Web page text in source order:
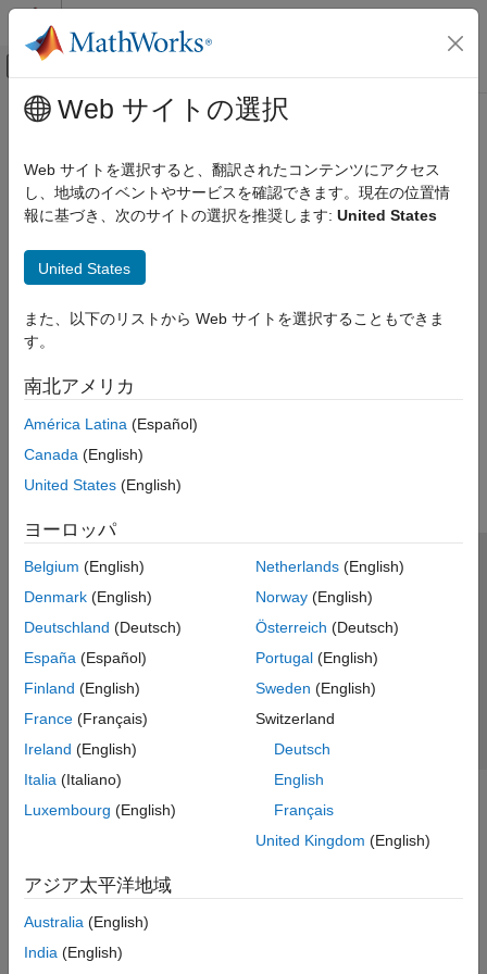
コンテンツへスキップ
オフキャンバス ナビゲーション メ
ドキュメンテーションのホーム
メインコンテンツ
Web サイトの選択
Web サイトを選択すると、翻訳されたコンテンツにアクセス
し、地域のイベントやサービスを確認できます。現在の位置情
報に基づき、次のサイトの選択を推奨します: United States
United States
また、以下のリストから Web サイトを選択することもできま
す。
南北アメリカ
América Latina (Español)
Canada (English)
United States (English)
ヨーロッパ
Belgium (English)
Denmark (English)
Deutschland (Deutsch)
España (Español)
Finland (English)
France (Français)
Ireland (English)
Italia (Italiano)
Luxembourg (English)
Netherlands(English)
Norway(English)
Österreich (Deutsch)
Portugal(English)
Sweden (English)
Switzerland
Deutsch
English
Français
United Kingdom (English)
アジア太平洋地域
Australia (English)
India (English)
トラストセンター
プライバシー ポリシー
違法コピー防止
アプリケーション ステータス
© 1994-2026 The MathWorks, Inc.